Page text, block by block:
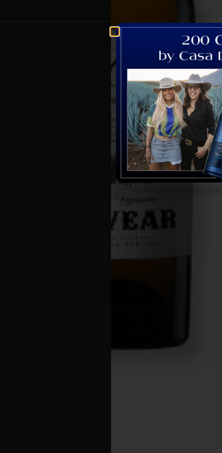
Advanze
¿Eres
Sí, tengo
Si eres menor de 18 años,
página. La venta y el
prohibidos para